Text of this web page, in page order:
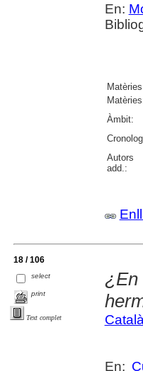
En:
Àmbit:
Autors
add.:
18 / 106
select
print
Text complet
En: